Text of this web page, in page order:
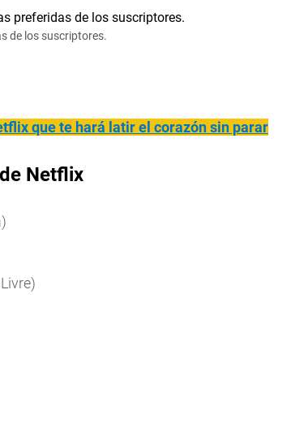
de los suscriptores.
que te hará latir el corazón sin parar
Netflix